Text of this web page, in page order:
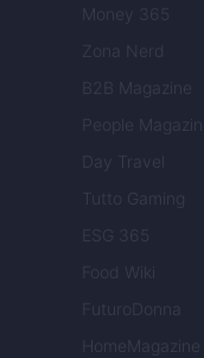
Money 365
Zona Nerd
B2B Magazine
People Magazine
Day Travel
Tutto Gaming
ESG 365
Food Wiki
FuturoDonna
HomeMagazine